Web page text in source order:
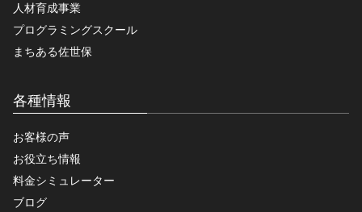
人材育成事業
プログラミングスクール
まちある佐世保
各種情報
お客様の声
お役立ち情報
料金シミュレーター
ブログ